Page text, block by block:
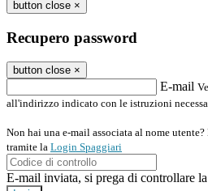
button close ×
Recupero password
button close ×
E-mail
all'indirizzo indicato con le istruzioni
Non hai una e-mail associata al nome
tramite la Login Spaggiari
E-mail inviata, si prega di controllare